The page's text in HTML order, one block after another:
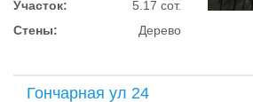
Участок:
5.17 сот.
Стены:
Дерево
Гончарная ул 24